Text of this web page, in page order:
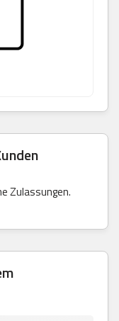
Zulassungen.